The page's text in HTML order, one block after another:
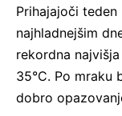
Prihajajoči teden
najhladnejšim
rekordna
35°C. Po mraku
dobro